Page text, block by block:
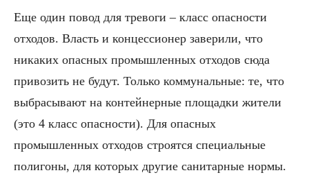
Еще один повод для тревоги – класс опасности
отходов. Власть и концессионер заверили, что
никаких опасных промышленных отходов сюда
привозить не будут. Только коммунальные: те, что
выбрасывают на контейнерные площадки жители
(это 4 класс опасности). Для опасных
промышленных отходов строятся специальные
полигоны, для которых другие санитарные нормы.